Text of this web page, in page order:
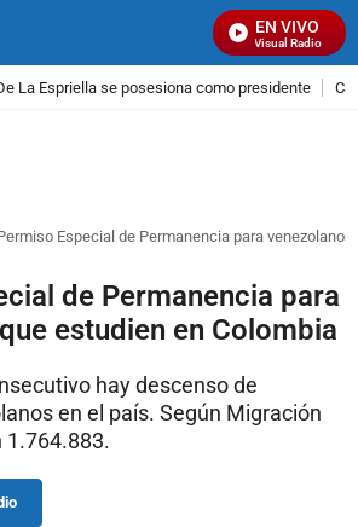
EN VIVO
Señal Visual Radio
La Espriella se posesiona como presidente
Especial de Permanencia para
de Permanencia para
estudien en Colombia
hay descenso de
en el país. Según Migración
1.764.883.